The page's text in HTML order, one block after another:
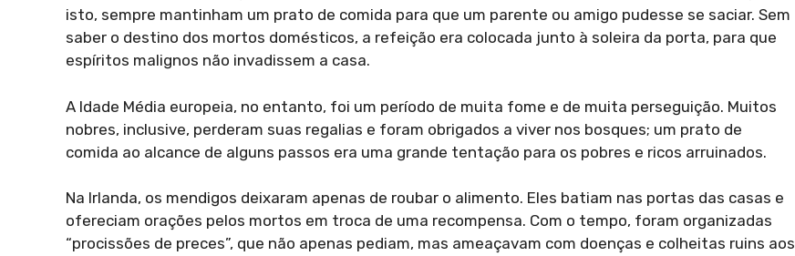
isto, sempre mantinham um prato de comida para que um parente ou amigo pudesse se saciar. Sem
saber o destino dos mortos domésticos, a refeição era colocada junto à soleira da porta, para que
espíritos malignos não invadissem a casa.
A Idade Média europeia, no entanto, foi um período de muita fome e de muita perseguição. Muitos
nobres, inclusive, perderam suas regalias e foram obrigados a viver nos bosques; um prato de
comida ao alcance de alguns passos era uma grande tentação para os pobres e ricos arruinados.
Na Irlanda, os mendigos deixaram apenas de roubar o alimento. Eles batiam nas portas das casas e
ofereciam orações pelos mortos em troca de uma recompensa. Com o tempo, foram organizadas
“procissões de preces”, que não apenas pediam, mas ameaçavam com doenças e colheitas ruins aos